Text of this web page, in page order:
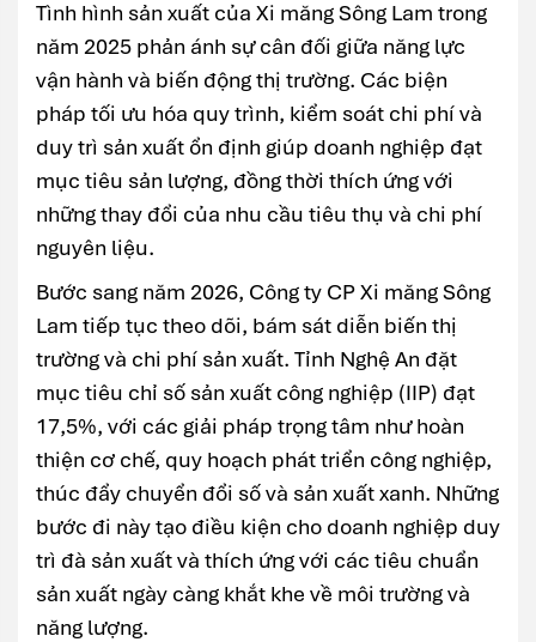
Tình hình sản xuất của Xi măng Sông Lam trong
năm 2025 phản ánh sự cân đối giữa năng lực
vận hành và biến động thị trường. Các biện
pháp tối ưu hóa quy trình, kiểm soát chi phí và
duy trì sản xuất ổn định giúp doanh nghiệp đạt
mục tiêu sản lượng, đồng thời thích ứng với
những thay đổi của nhu cầu tiêu thụ và chi phí
nguyên liệu.
Bước sang năm 2026, Công ty CP Xi măng Sông
Lam tiếp tục theo dõi, bám sát diễn biến thị
trường và chi phí sản xuất. Tỉnh Nghệ An đặt
mục tiêu chỉ số sản xuất công nghiệp (IIP) đạt
17,5%, với các giải pháp trọng tâm như hoàn
thiện cơ chế, quy hoạch phát triển công nghiệp,
thúc đẩy chuyển đổi số và sản xuất xanh. Những
bước đi này tạo điều kiện cho doanh nghiệp duy
trì đà sản xuất và thích ứng với các tiêu chuẩn
sản xuất ngày càng khắt khe về môi trường và
năng lượng.